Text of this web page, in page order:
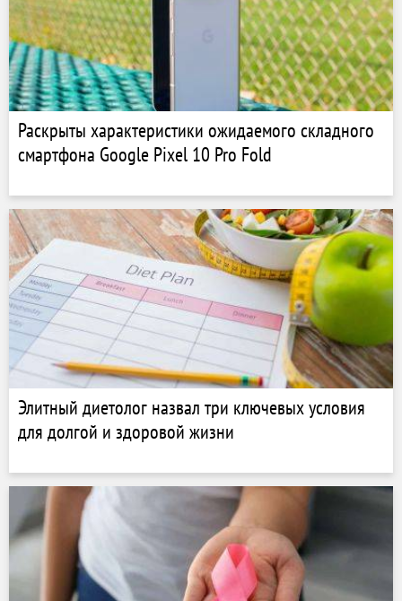
Раскрыты характеристики ожидаемого складного
смартфона Google Pixel 10 Pro Fold
Элитный диетолог назвал три ключевых условия
для долгой и здоровой жизни